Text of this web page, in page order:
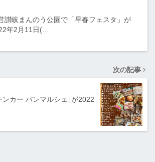
讃岐まんのう公園で「早春フェスタ」が
年2月11日(…
次の記事
ンカー パンマルシェ｣が2022